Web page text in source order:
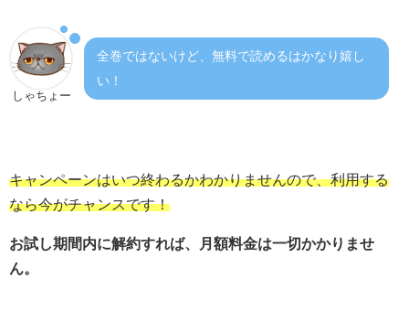
しゃちょー
全巻ではないけど、無料で読めるはかなり嬉し
い！
キャンペーンはいつ終わるかわかりませんので、利用する
なら今がチャンスです！
お試し期間内に解約すれば、月額料金は一切かかりませ
ん。